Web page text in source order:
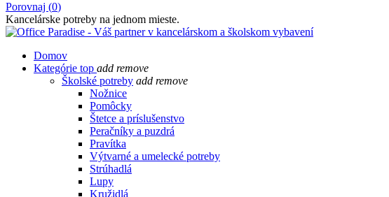
Porovnaj (0)
Kancelárske potreby na jednom mieste.
Domov
Kategórie top add remove
Školské potreby add remove
Nožnice
Pomôcky
Štetce a príslušenstvo
Peračníky a puzdrá
Pravítka
Výtvarné a umelecké potreby
Strúhadlá
Lupy
Kružidlá